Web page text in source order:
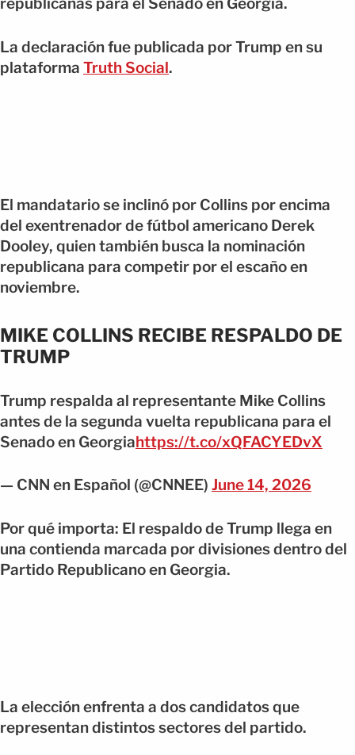
La declaración fue publicada por Trump en su
plataforma Truth Social.
El mandatario se inclinó por Collins por encima
del exentrenador de fútbol americano Derek
Dooley, quien también busca la nominación
republicana para competir por el escaño en
noviembre.
MIKE COLLINS RECIBE RESPALDO DE
TRUMP
Trump respalda al representante Mike Collins
antes de la segunda vuelta republicana para el
Senado en Georgiahttps://t.co/xQFACYEDvX
— CNN en Español (@CNNEE) June 14, 2026
Por qué importa: El respaldo de Trump llega en
una contienda marcada por divisiones dentro del
Partido Republicano en Georgia.
La elección enfrenta a dos candidatos que
representan distintos sectores del partido.